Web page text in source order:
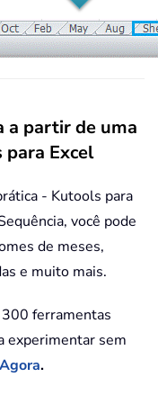
a partir de uma
Excel
- Kutools para
você pode
de meses,
e muito mais.
ferramentas
experimentar sem
.